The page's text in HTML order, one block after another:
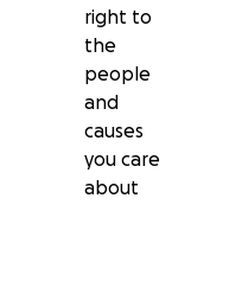
right to
the
people
and
causes
you care
about